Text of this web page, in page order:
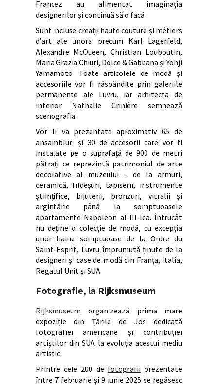
Francez au alimentat imaginația
designerilor și continuă să o facă.
Sunt incluse creații haute couture și métiers
d’art ale unora precum Karl Lagerfeld,
Alexandre McQueen, Christian Louboutin,
Maria Grazia Chiuri, Dolce & Gabbana și Yohji
Yamamoto. Toate articolele de modă și
accesoriile vor fi răspândite prin galeriile
permanente ale Luvru, iar arhitecta de
interior Nathalie Crinière semnează
scenografia.
Vor fi va prezentate aproximativ 65 de
ansambluri și 30 de accesorii care vor fi
instalate pe o suprafață de 900 de metri
pătrați ce reprezintă patrimoniul de arte
decorative al muzeului – de la armuri,
ceramică, fildeșuri, tapiserii, instrumente
științifice, bijuterii, bronzuri, vitralii și
argintărie până la somptuoasele
apartamente Napoleon al III-lea. Întrucât
nu deține o colecție de modă, cu excepția
unor haine somptuoase de la Ordre du
Saint-Esprit, Luvru împrumută ținute de la
designeri și case de modă din Franța, Italia,
Regatul Unit și SUA.
Fotografie, la Rijksmuseum
Rijksmuseum organizează prima mare
expoziție din Țările de Jos dedicată
fotografiei americane și contribuției
artiștilor din SUA la evoluția acestui mediu
artistic.
Printre cele 200 de fotografii prezentate
între 7 februarie și 9 iunie 2025 se regăsesc